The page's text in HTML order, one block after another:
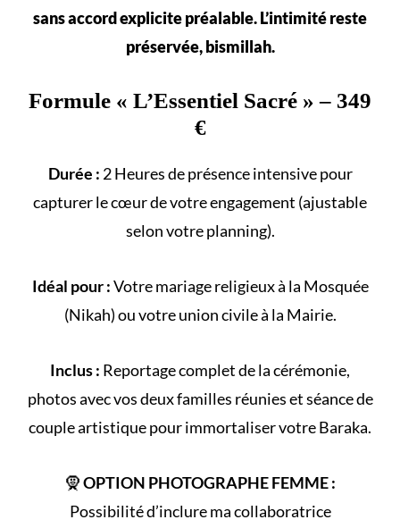
sans accord explicite préalable. L’intimité reste
préservée, bismillah.
Formule « L’Essentiel Sacré » – 349
€
Durée : 2 Heures de présence intensive pour
capturer le cœur de votre engagement (ajustable
selon votreplanning).
Idéal pour :Votremariage religieuxà la Mosquée
(Nikah) ou votreunion civileà la Mairie.
Inclus : Reportage complet de lacérémonie,
photos avec vos deux familles réunies et séance de
couple artistique pour immortaliser votre Baraka.
🧕OPTION PHOTOGRAPHE FEMME :
Possibilité d’inclure ma collaboratrice